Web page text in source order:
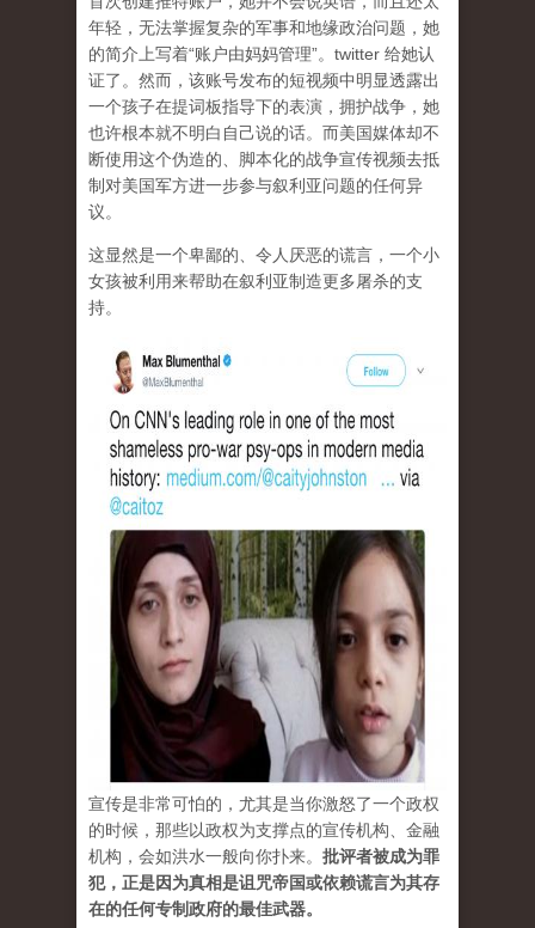
年轻，无法掌握复杂的军事和地缘政治问题，她
的简介上写着“账户由妈妈管理”。twitter 给她认
证了。然而，该账号发布的短视频中明显透露出
一个孩子在提词板指导下的表演，拥护战争，她
也许根本就不明白自己说的话。而美国媒体却不
断使用这个伪造的、脚本化的战争宣传视频去抵
制对美国军方进一步参与叙利亚问题的任何异
议。
这显然是一个卑鄙的、令人厌恶的谎言，一个小
女孩被利用来帮助在叙利亚制造更多屠杀的支
持。
宣传是非常可怕的，尤其是当你激怒了一个政权
的时候，那些以政权为支撑点的宣传机构、金融
机构，会如洪水一般向你扑来。 批评者被成为罪
犯，正是因为真相是诅咒帝国或依赖谎言为其存
在的任何专制政府的最佳武器。